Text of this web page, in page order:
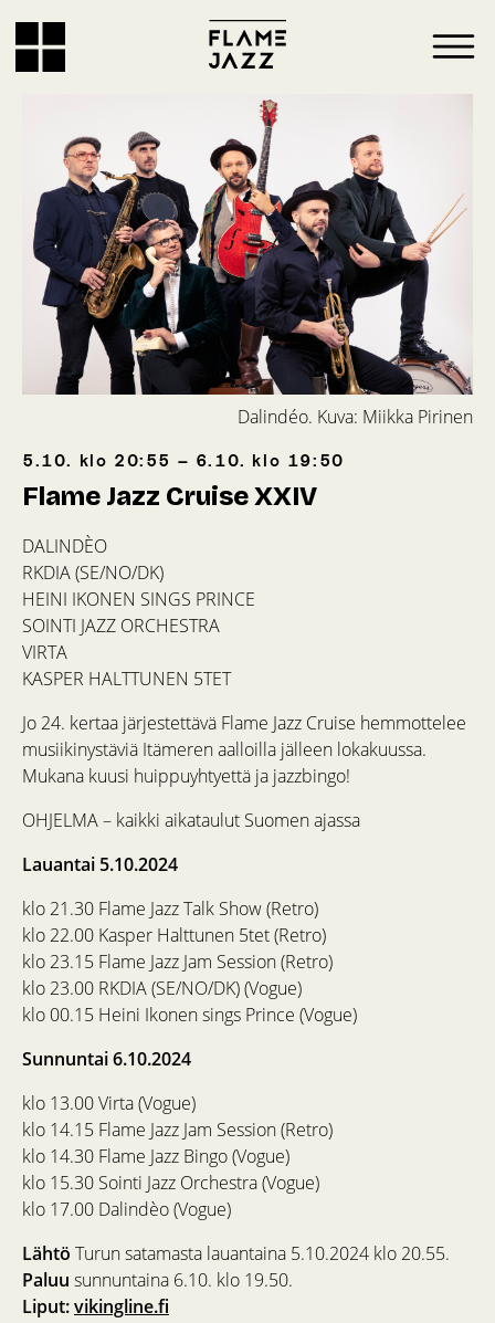
Dalindéo. Kuva: Miikka Pirinen
5.10. klo 20:55 – 6.10. klo 19:50
Flame Jazz Cruise XXIV
DALINDÈO
RKDIA (SE/NO/DK)
HEINI IKONEN SINGS PRINCE
SOINTI JAZZ ORCHESTRA
VIRTA
KASPER HALTTUNEN 5TET
Jo 24. kertaa järjestettävä Flame Jazz Cruise hemmottelee
musiikinystäviä Itämeren aalloilla jälleen lokakuussa.
Mukana kuusi huippuyhtyettä ja jazzbingo!
OHJELMA – kaikki aikataulut Suomen ajassa
Lauantai 5.10.2024
klo 21.30 Flame Jazz Talk Show (Retro)
klo 22.00 Kasper Halttunen 5tet (Retro)
klo 23.15 Flame Jazz Jam Session (Retro)
klo 23.00 RKDIA (SE/NO/DK) (Vogue)
klo 00.15 Heini Ikonen sings Prince (Vogue)
Sunnuntai 6.10.2024
klo 13.00 Virta (Vogue)
klo 14.15 Flame Jazz Jam Session (Retro)
klo 14.30 Flame Jazz Bingo (Vogue)
klo 15.30 Sointi Jazz Orchestra (Vogue)
klo 17.00 Dalindèo (Vogue)
Lähtö Turun satamasta lauantaina 5.10.2024 klo 20.55.
Paluu sunnuntaina 6.10. klo 19.50.
Liput:vikingline.fi